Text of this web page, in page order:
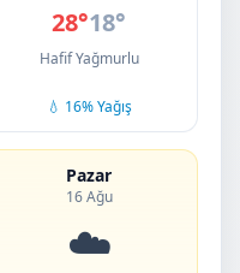
28°18°
Hafif Yağmurlu
💧 16% Yağış
Pazar
16 Ağu
☁️